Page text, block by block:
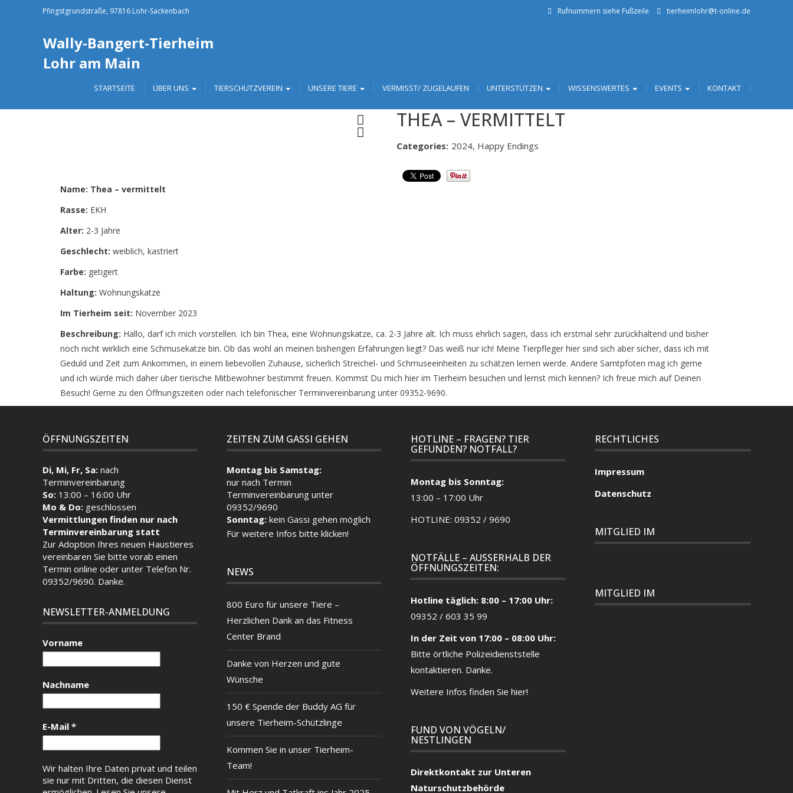
Pfingstgrundstraße, 97816 Lohr-Sackenbach Rufnummern siehe Fußzeile tierheimlohr@t-online.de
Wally-Bangert-Tierheim
Lohr am Main
STARTSEITE ÜBER UNS TIERSCHUTZVEREIN UNSERE TIERE VERMISST/ ZUGELAUFEN UNTERSTÜTZEN WISSENSWERTES EVENTS KONTAKT
Next
THEA – VERMITTELT
Categories: 2024, Happy Endings
Name: Thea – vermittelt
Rasse: EKH
Alter: 2-3 Jahre
Geschlecht: weiblich, kastriert
Farbe: getigert
Haltung: Wohnungskatze
Im Tierheim seit: November 2023
Beschreibung: Hallo, darf ich mich vorstellen. Ich bin Thea, eine Wohnungskatze, ca. 2-3 Jahre alt. Ich muss ehrlich sagen, dass ich erstmal sehr zurückhaltend und bisher
noch nicht wirklich eine Schmusekatze bin. Ob das wohl an meinen bisherigen Erfahrungen liegt? Das weiß nur ich! Meine Tierpfleger hier sind sich aber sicher, dass ich mit
Geduld und Zeit zum Ankommen, in einem liebevollen Zuhause, sicherlich Streichel- und Schmuseeinheiten zu schätzen lernen werde. Andere Samtpfoten mag ich gerne
und ich würde mich daher über tierische Mitbewohner bestimmt freuen. Kommst Du mich hier im Tierheim besuchen und lernst mich kennen? Ich freue mich auf Deinen
Besuch! Gerne zu den Öffnungszeiten oder nach telefonischer Terminvereinbarung unter 09352-9690.
ÖFFNUNGSZEITEN
Di, Mi, Fr, Sa: nach
Terminvereinbarung
So: 13:00 – 16:00 Uhr
Mo & Do: geschlossen
Vermittlungen finden nur nach
Terminvereinbarung statt
Zur Adoption Ihres neuen Haustieres
vereinbaren Sie bitte vorab einen
Termin online oder unter Telefon Nr.
09352/9690. Danke.
NEWSLETTER-ANMELDUNG
Vorname
Nachname
E-Mail *
Wir halten Ihre Daten privat und teilen
sie nur mit Dritten, die diesen Dienst
ZEITEN ZUM GASSI GEHEN
Montag bis Samstag:
nur nach Termin
Terminvereinbarung unter
09352/9690
Sonntag: kein Gassi gehen möglich
Für weitere Infos bitte klicken!
NEWS
800 Euro für unsere Tiere –
Herzlichen Dank an das Fitness
Center Brand
Danke von Herzen und gute
Wünsche
150 € Spende der Buddy AG für
unsere Tierheim-Schützlinge
Kommen Sie in unser Tierheim-
Team!
HOTLINE – FRAGEN? TIER
GEFUNDEN? NOTFALL?
Montag bis Sonntag:
13:00 – 17:00 Uhr
HOTLINE: 09352 / 9690
NOTFÄLLE – AUSSERHALB DER
ÖFFNUNGSZEITEN:
Hotline täglich: 8:00 – 17:00 Uhr:
09352 / 603 35 99
In der Zeit von 17:00 – 08:00 Uhr:
Bitte örtliche Polizeidienststelle
kontaktieren. Danke.
Weitere Infos finden Sie hier!
FUND VON VÖGELN/
NESTLINGEN
Direktkontakt zur Unteren
Naturschutzbehörde
RECHTLICHES
Impressum
Datenschutz
MITGLIED IM
MITGLIED IM